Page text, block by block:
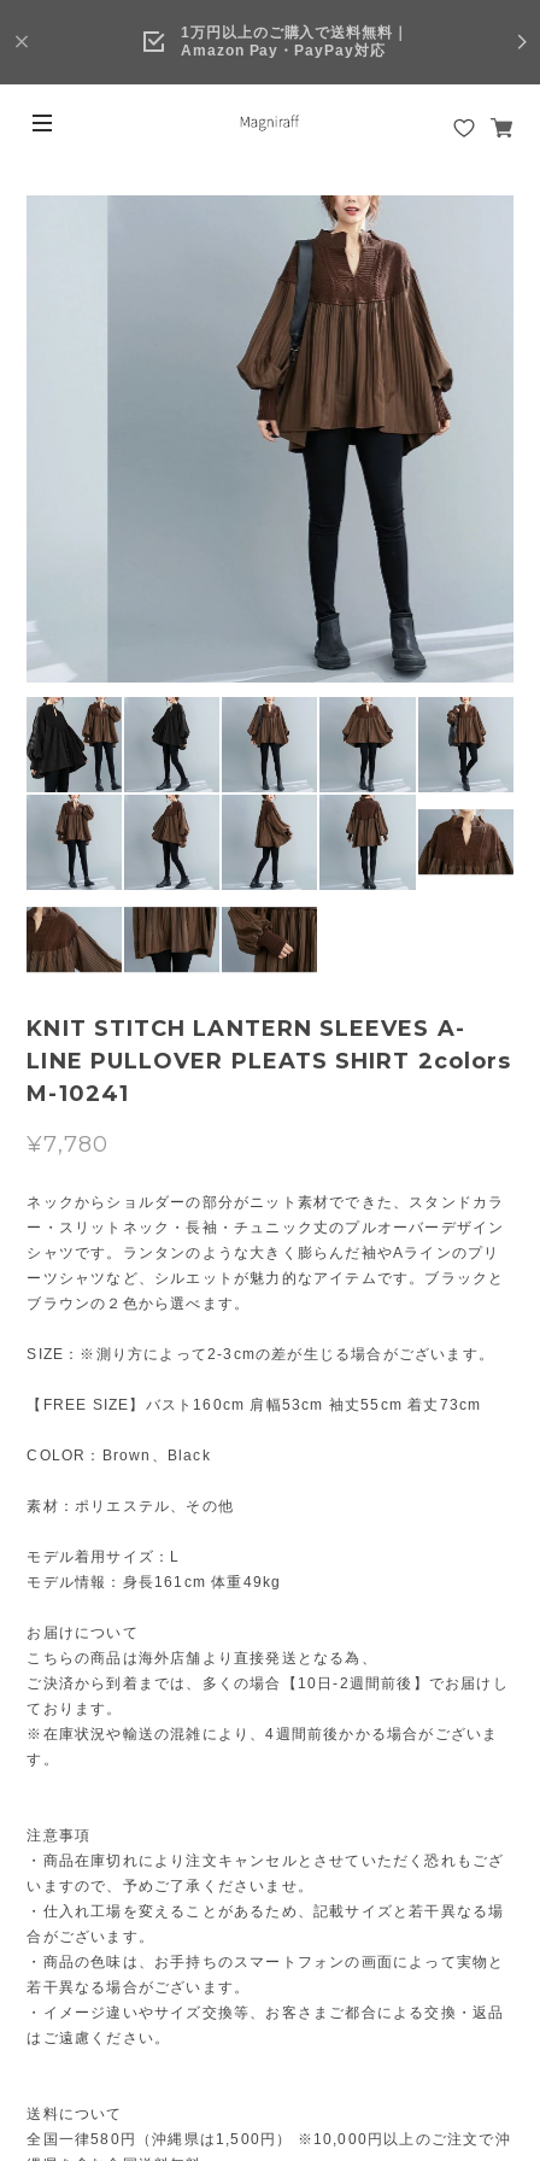
1万円以上のご購入で送料無料｜
Amazon Pay・PayPay対応
KNIT STITCH LANTERN SLEEVES A-
LINE PULLOVER PLEATS SHIRT 2colors
M-10241
¥7,780
ネックからショルダーの部分がニット素材でできた、スタンドカラ
ー・スリットネック・長袖・チュニック丈のプルオーバーデザイン
シャツです。ランタンのような大きく膨らんだ袖やAラインのプリ
ーツシャツなど、シルエットが魅力的なアイテムです。ブラックと
ブラウンの２色から選べます。
SIZE：※測り方によって2-3cmの差が生じる場合がございます。
【FREE SIZE】バスト160cm 肩幅53cm 袖丈55cm 着丈73cm
COLOR：Brown、Black
素材：ポリエステル、その他
モデル着用サイズ：L
モデル情報：身長161cm 体重49kg
お届けについて
こちらの商品は海外店舗より直接発送となる為、
ご決済から到着までは、多くの場合【10日-2週間前後】でお届けし
ております。
※在庫状況や輸送の混雑により、4週間前後かかる場合がございま
す。
注意事項
・商品在庫切れにより注文キャンセルとさせていただく恐れもござ
いますので、予めご了承くださいませ。
・仕入れ工場を変えることがあるため、記載サイズと若干異なる場
合がございます。
・商品の色味は、お手持ちのスマートフォンの画面によって実物と
若干異なる場合がございます。
・イメージ違いやサイズ交換等、お客さまご都合による交換・返品
はご遠慮ください。
送料について
全国一律580円（沖縄県は1,500円） ※10,000円以上のご注文で沖